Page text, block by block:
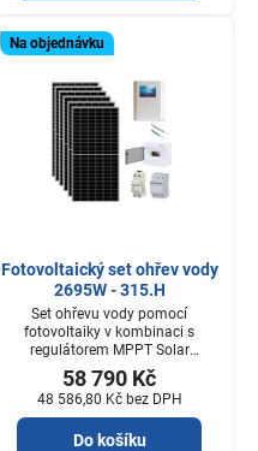
pojistkovým odpinačem, pojistky
20A.
Na objednávku
Fotovoltaický set ohřev vody
2695W - 315.H
Set ohřevu vody pomocí
fotovoltaiky v kombinaci s
regulátorem MPPT Solar
Kerberos firmy Unites, sestava 7
ks fotovoltaických panelů 385W s
regulátorem KERBEROS 320H,
kabeláží DC 2x20 m, konektory
MC4 a rozvodnicí DC s
58 790 Kč
48 586,80 Kč bez DPH
Do košíku